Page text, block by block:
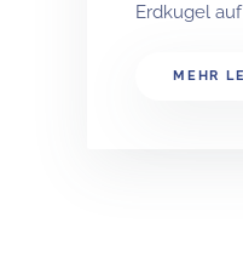
Erdkugel
MEHR